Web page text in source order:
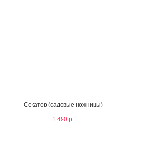
Секатор (садовые ножницы)
1 490 р.